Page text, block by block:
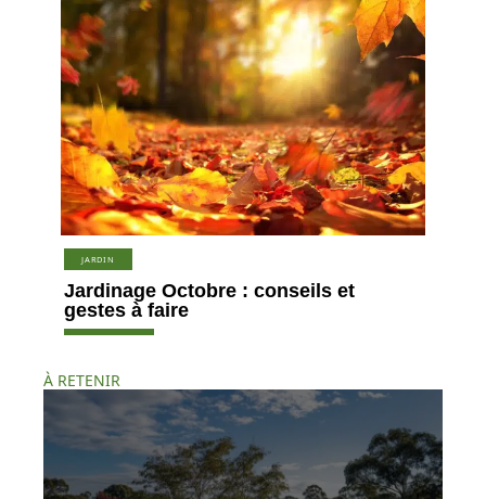
JARDIN
Jardinage Octobre : conseils et
gestes à faire
À RETENIR